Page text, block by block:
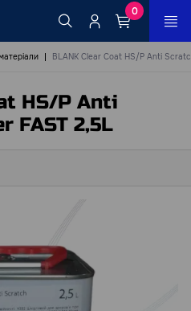
0
BLANK Clear Coat HS/P Anti
HS/P Anti
FAST 2,5L